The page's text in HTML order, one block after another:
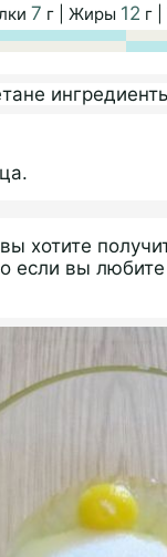
7 г | Жиры 12 г
хотите
если вы